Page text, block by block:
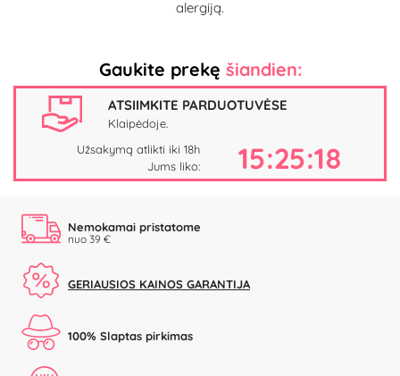
alergiją.
Gaukite prekę šiandien:
ATSIIMKITE PARDUOTUVĖSE
Klaipėdoje.
Užsakymą atlikti iki 18h
Jums liko:
15:25:17
Nemokamai pristatome
nuo 39 €
GERIAUSIOS KAINOS GARANTIJA
100% Slaptas pirkimas